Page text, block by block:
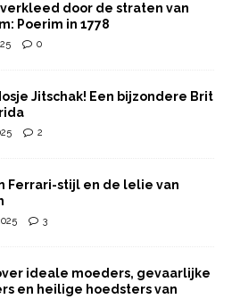
door de straten van
Poerim in 1778
0
Jitschak! Een bijzondere Brit
2
Ferrari-stijl en de lelie van
3
ideale moeders, gevaarlijke
en heilige hoedsters van